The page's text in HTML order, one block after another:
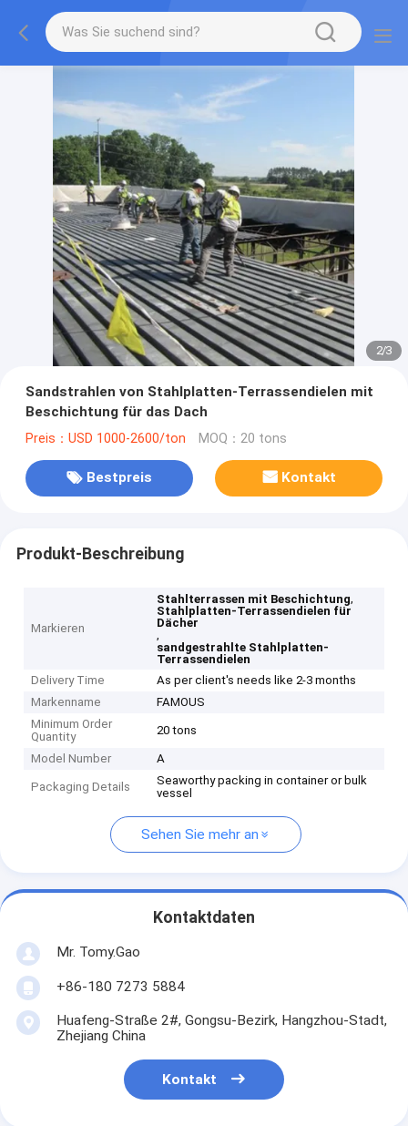
2/3
Sandstrahlen von Stahlplatten-Terrassendielen mit
Beschichtung für das Dach
Preis：USD 1000-2600/ton MOQ：20 tons
Bestpreis Kontakt
Produkt-Beschreibung
Markieren
Stahlterrassen mit Beschichtung,
Stahlplatten-Terrassendielen für
Dächer
,
sandgestrahlte Stahlplatten-
Terrassendielen
Delivery Time
As per client's needs like 2-3 months
Markenname
FAMOUS
Minimum Order
Quantity
20 tons
Model Number A
Packaging Details
Seaworthy packing in container or bulk
vessel
Sehen Sie mehr an
Kontaktdaten
Mr. Tomy.Gao
+86-180 7273 5884
Huafeng-Straße 2#, Gongsu-Bezirk, Hangzhou-Stadt,
Zhejiang China
Kontakt